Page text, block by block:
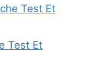
Test Et
Test Et